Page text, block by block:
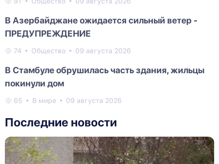
В Азербайджане ожидается сильный ветер -
ПРЕДУПРЕЖДЕНИЕ
74 Общество 09 августа 2026
В Стамбуле обрушилась часть здания, жильцы
покинули дом
65 В мире 09 августа 2026
Последние новости